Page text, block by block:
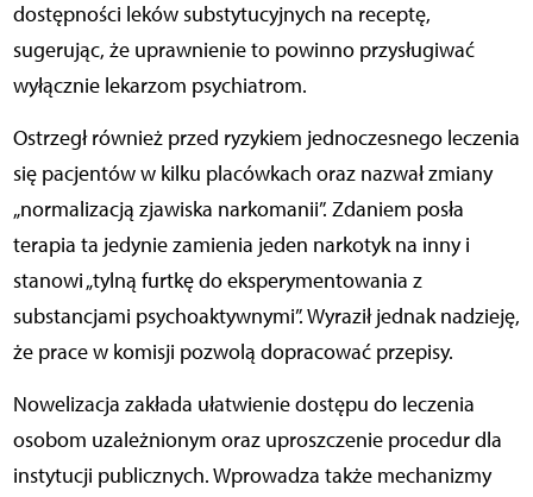
dostępności leków substytucyjnych na receptę,
sugerując, że uprawnienie to powinno przysługiwać
wyłącznie lekarzom psychiatrom.
Ostrzegł również przed ryzykiem jednoczesnego leczenia
się pacjentów w kilku placówkach oraz nazwał zmiany
„normalizacją zjawiska narkomanii”. Zdaniem posła
terapia ta jedynie zamienia jeden narkotyk na inny i
stanowi „tylną furtkę do eksperymentowania z
substancjami psychoaktywnymi”. Wyraził jednak nadzieję,
że prace w komisji pozwolą dopracować przepisy.
Nowelizacja zakłada ułatwienie dostępu do leczenia
osobom uzależnionym oraz uproszczenie procedur dla
instytucji publicznych. Wprowadza także mechanizmy